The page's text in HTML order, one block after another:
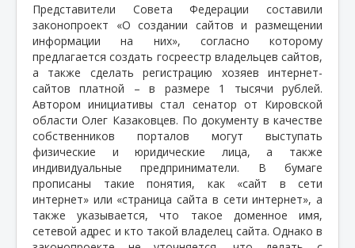
Представители Совета Федерации составили
законопроект «О создании сайтов и размещении
информации на них», согласно которому
предлагается создать госреестр владельцев сайтов,
а также сделать регистрацию хозяев интернет-
сайтов платной – в размере 1 тысячи рублей.
Автором инициативы стал сенатор от Кировской
области Олег Казаковцев. По документу в качестве
собственников порталов могут выступать
физические и юридические лица, а также
индивидуальные предприниматели. В бумаге
прописаны такие понятия, как «сайт в сети
интернет» или «страница сайта в сети интернет», а
также указывается, что такое доменное имя,
сетевой адрес и кто такой владелец сайта. Однако в